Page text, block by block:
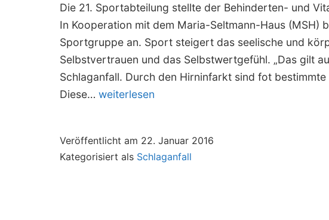
Die 21. Sportabteilung stellte der Behinderten- und
In Kooperation mit dem Maria-Seltmann-Haus (MSH)
Sportgruppe an. Sport steigert das seelische und
Selbstvertrauen und das Selbstwertgefühl. „Das gilt
Schlaganfall. Durch den Hirninfarkt sind fot
Diese… Reha-
mit
dem
weiterlesen
Veröffentlicht am 22. Januar 2016
Kategorisiert als Schlaganfall